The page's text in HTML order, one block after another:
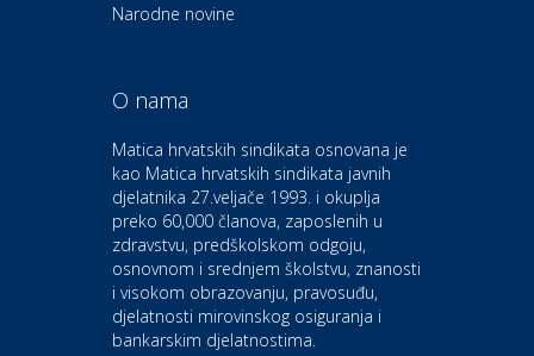
Euro-vrt – kosilice, motorne
Odmor
Bistrica
Auto-moto i tehnika
CIAK Auto d.o.o.
Kultura i edukacija
Kazalište Gavella
Narodne novine
O nama
Matica hrvatskih sindikata osnovana je
kao Matica hrvatskih sindikata javnih
djelatnika 27.veljače 1993. i okuplja
preko 60,000 članova, zaposlenih u
zdravstvu, predškolskom odgoju,
osnovnom i srednjem školstvu, znanosti
i visokom obrazovanju, pravosuđu,
djelatnosti mirovinskog osiguranja i
bankarskim djelatnostima.